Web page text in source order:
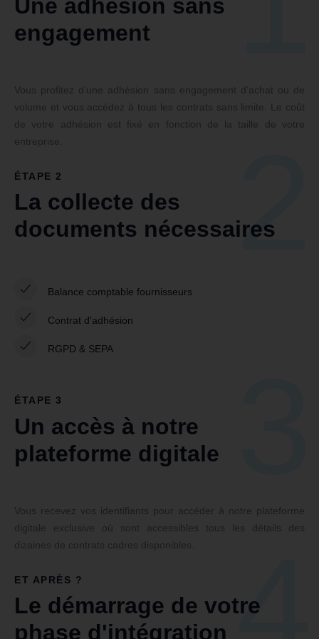
Une adhésion sans
engagement
Vous profitez d’une adhésion sans engagement d’achat ou de
volume et vous accédez à tous les contrats sans limite. Le coût
de votre adhésion est fixé en fonction de la taille de votre
entreprise.
2
ÉTAPE 2
La collecte des
documents nécessaires
Balance comptable fournisseurs
Contrat d'adhésion
RGPD & SEPA
ÉTAPE 3
Un accès à notre
plateforme digitale
Vous recevez vos identifiants pour accéder à notre plateforme
digitale exclusive où sont accessibles tous les détails des
dizaines de contrats cadres disponibles.
4
ET APRÈS ?
Le démarrage de votre
phase d'intégration